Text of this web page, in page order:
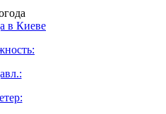
в Киеве